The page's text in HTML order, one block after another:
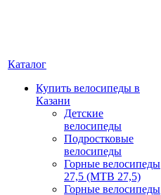
Каталог
Купить велосипеды в
Казани
Детские
велосипеды
Подростковые
велосипеды
Горные велосипеды
27,5 (MTB 27,5)
Горные велосипеды